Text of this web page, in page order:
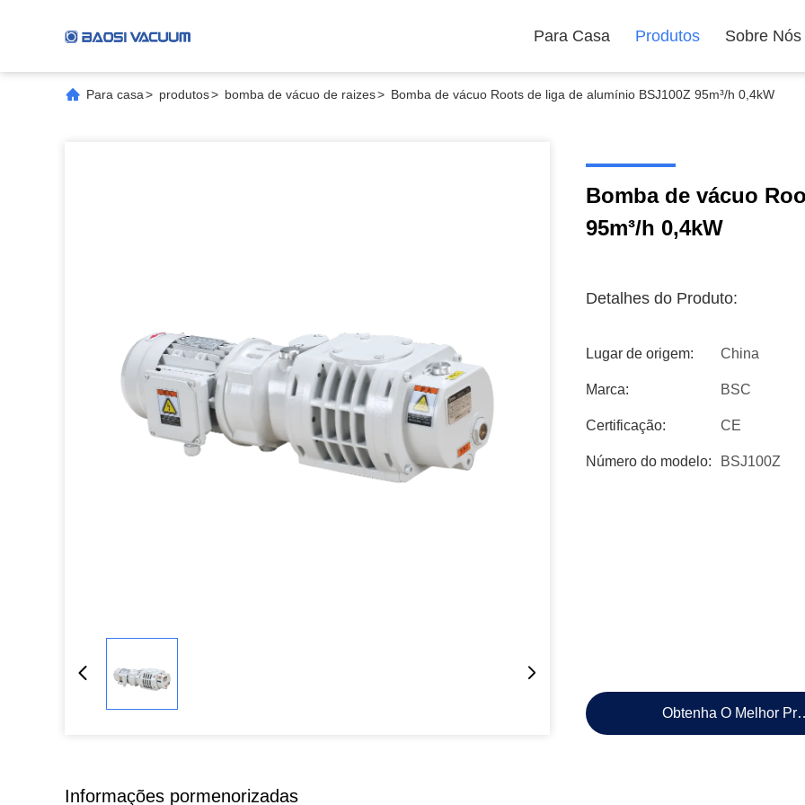
Para Casa Produtos Sobre Nós
Para casa> produtos> bomba de vácuo de raizes> Bomba de vácuo Roots de liga de alumínio BSJ100Z 95m³/h 0,4kW
Bomba de vácuo
95m³/h 0,4kW
Detalhes do Produto:
Lugar de origem: China
Marca: BSC
Certificação: CE
Número do modelo: BSJ100Z
Obtenha O Melhor
Informações pormenorizadas